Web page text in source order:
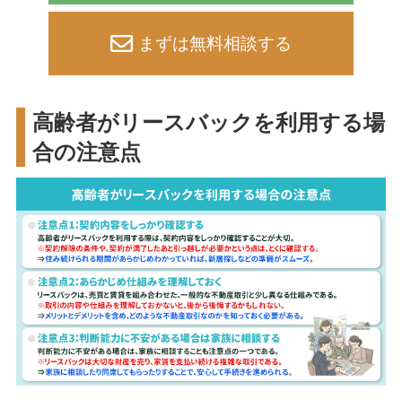
まずは無料相談する
高齢者がリースバックを利用する場
合の注意点